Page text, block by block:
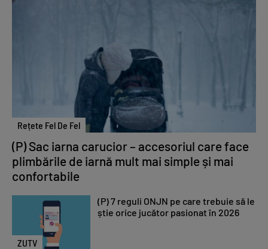
Rețete Fel De Fel
(P) Sac iarna carucior – accesoriul care face
plimbările de iarnă mult mai simple și mai
confortabile
ZUTV
(P) 7 reguli ONJN pe care trebuie să le
știe orice jucător pasionat în 2026